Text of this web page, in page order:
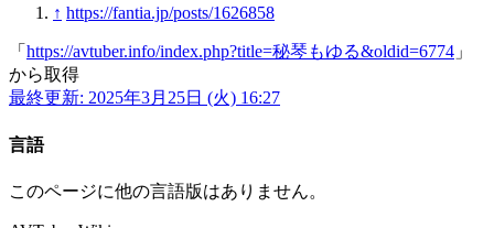
↑ https://fantia.jp/posts/1626858
「 https://avtuber.info/index.php?title=秘琴もゆる&oldid=6774 」
から取得
最終更新: 2025年3月25日 (火) 16:27
言語
このページに他の言語版はありません。